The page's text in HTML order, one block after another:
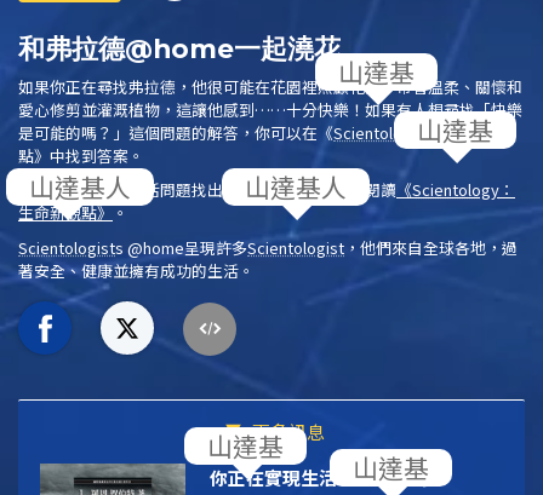
和弗拉德@home一起澆花
如果你正在尋找弗拉德，他很可能在花園裡照顧花朵。帶著溫柔、關懷和
愛心修剪並灌溉植物，這讓他感到……十分快樂！如果有人想尋找「快樂
是可能的嗎？」這個問題的解答，你可以在 《Scientology：生命新觀
點》 中找到答案。
在此時此刻，為生活問題找出實際且有效的解答。閱讀 《Scientology ：
生命新觀點》。
Scientologists @home呈現許多Scientologist ，他們來自全球各地，過
著安全、健康並擁有成功的生活。
更多訊息
你正在實現生活中的目標嗎？